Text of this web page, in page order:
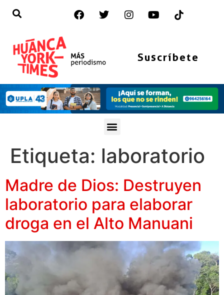
Suscríbete
Etiqueta: laboratorio
Madre de Dios: Destruyen
laboratorio para elaborar
droga en el Alto Manuani